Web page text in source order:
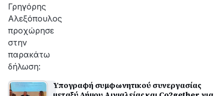
Γρηγόρης
Αλεξόπουλος
προχώρησε
στην
παρακάτω
δήλωση:
Υπογραφή συμφωνητικού συνεργασίας